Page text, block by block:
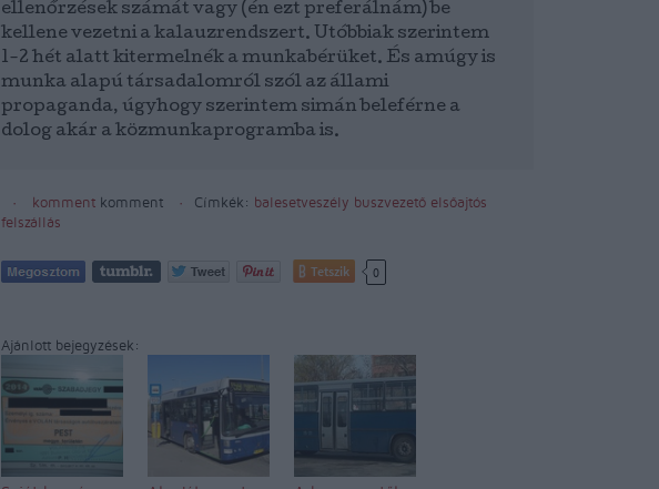
ellenőrzések számát vagy (én ezt preferálnám) be
kellene vezetni a kalauzrendszert. Utóbbiak szerintem
1-2 hét alatt kitermelnék a munkabérüket. És amúgy is
munka alapú társadalomról szól az állami
propaganda, úgyhogy szerintem simán beleférne a
dolog akár a közmunkaprogramba is.
komment komment Címkék: balesetveszély buszvezető elsőajtós
felszállás
Tetszik 0
Ajánlott bejegyzések: